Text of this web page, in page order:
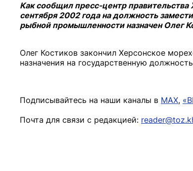
Как сообщил пресс-центр правительства
сентября 2002 года на должность
рыбной промышленности назначен Олег
Олег Костиков закончил Херсонское
назначения на государственную
Подписывайтесь на наши каналы в MAX,
Почта для связи с редакцией: